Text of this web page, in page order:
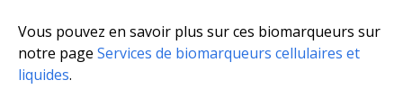
Vous pouvez en savoir plus sur ces biomarqueurs sur
notre page Services de biomarqueurs cellulaires et
liquides.